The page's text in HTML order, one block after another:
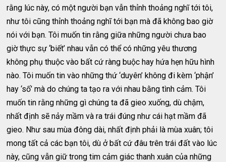
rằng lúc này, có một người bạn vẫn thỉnh thoảng nghĩ tới tôi,
như tôi cũng thỉnh thoảng nghĩ tới bạn mà đã không bao giờ
nói với bạn. Tôi muốn tin rằng giữa những người chưa bao
giờ thực sự ‘biết’ nhau vẫn có thể có những yêu thương
không phụ thuộc vào bất cứ ràng buộc hay hứa hẹn hữu hình
nào. Tôi muốn tin vào những thứ ‘duyên’ không đi kèm ‘phận’
hay ‘số’ mà do chúng ta tạo ra với nhau bằng tình cảm. Tôi
muốn tin rằng những gì chúng ta đã gieo xuống, dù chậm,
nhất định sẽ nảy mầm và ra trái đúng như cái hạt mầm đã
gieo. Như sau mùa đông dài, nhất định phải là mùa xuân; tôi
mong tất cả các bạn tôi, dù ở bất cứ đâu trên trái đất vào lúc
này, cũng vẫn giữ trong tim cảm giác thanh xuân của những